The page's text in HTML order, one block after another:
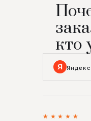
кто
Я
★★★★★